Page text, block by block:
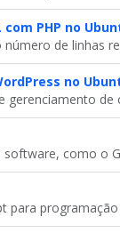
PHP no
de linhas
no
como o
para